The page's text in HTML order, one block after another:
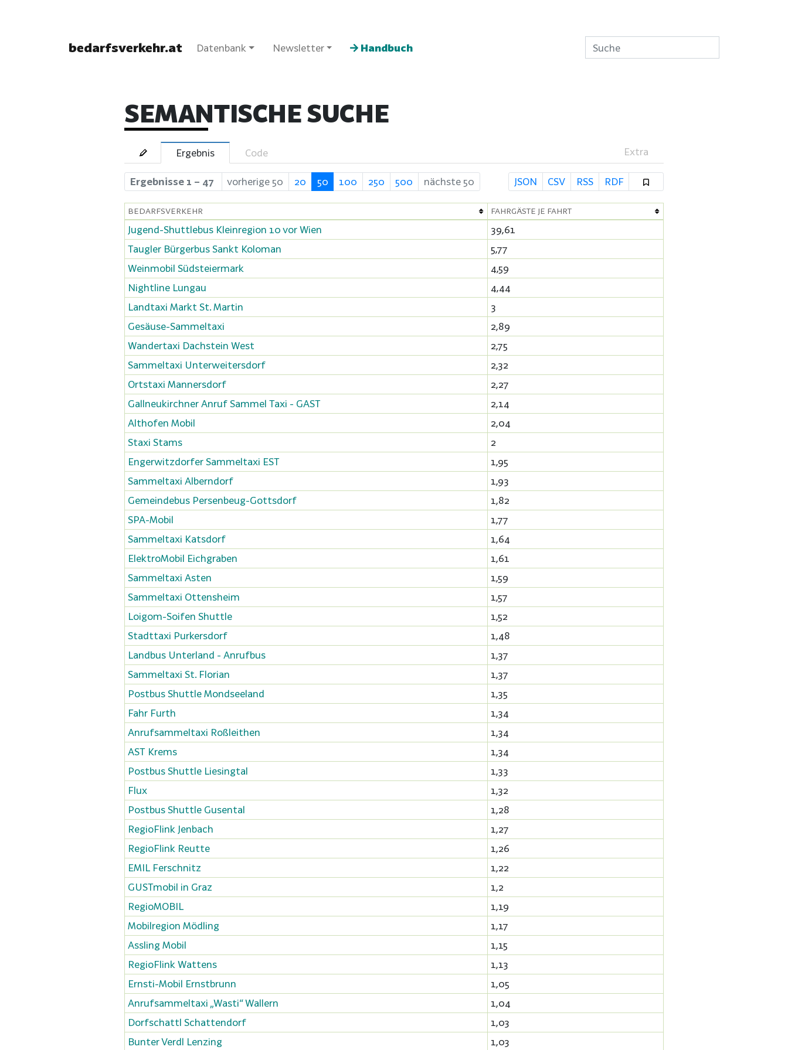
bedarfsverkehr.at Datenbank Newsletter Handbuch
SEMANTISCHE SUCHE
Ergebnis Code Extra
Ergebnisse 1 – 47 vorherige 50 20 50 100 250 500 nächste 50 JSON CSV RSS RDF
BEDARFSVERKEHR FAHRGÄSTE JE FAHRT
Jugend-Shuttlebus Kleinregion 10 vor Wien
39,61
Taugler Bürgerbus Sankt Koloman
5,77
Weinmobil Südsteiermark
4,59
Nightline Lungau
4,44
Landtaxi Markt St. Martin
3
Gesäuse-Sammeltaxi
2,89
Wandertaxi Dachstein West
2,75
Sammeltaxi Unterweitersdorf
2,32
Ortstaxi Mannersdorf
2,27
Gallneukirchner Anruf Sammel Taxi - GAST
2,14
Althofen Mobil
2,04
Staxi Stams
2
Engerwitzdorfer Sammeltaxi EST
1,95
Sammeltaxi Alberndorf
1,93
Gemeindebus Persenbeug-Gottsdorf
1,82
SPA-Mobil
1,77
Sammeltaxi Katsdorf
1,64
ElektroMobil Eichgraben
1,61
Sammeltaxi Asten
1,59
Sammeltaxi Ottensheim
1,57
Loigom-Soifen Shuttle
1,52
Stadttaxi Purkersdorf
1,48
Landbus Unterland - Anrufbus
1,37
Sammeltaxi St. Florian
1,37
Postbus Shuttle Mondseeland
1,35
Fahr Furth
1,34
Anrufsammeltaxi Roßleithen
1,34
AST Krems
1,34
Postbus Shuttle Liesingtal
1,33
Flux
1,32
Postbus Shuttle Gusental
1,28
RegioFlink Jenbach
1,27
RegioFlink Reutte
1,26
EMIL Ferschnitz
1,22
GUSTmobil in Graz
1,2
RegioMOBIL
1,19
Mobilregion Mödling
1,17
Assling Mobil
1,15
RegioFlink Wattens
1,13
Ernsti-Mobil Ernstbrunn
1,05
Anrufsammeltaxi „Wasti“ Wallern
1,04
Dorfschattl Schattendorf
1,03
Bunter Verdl Lenzing
1,03